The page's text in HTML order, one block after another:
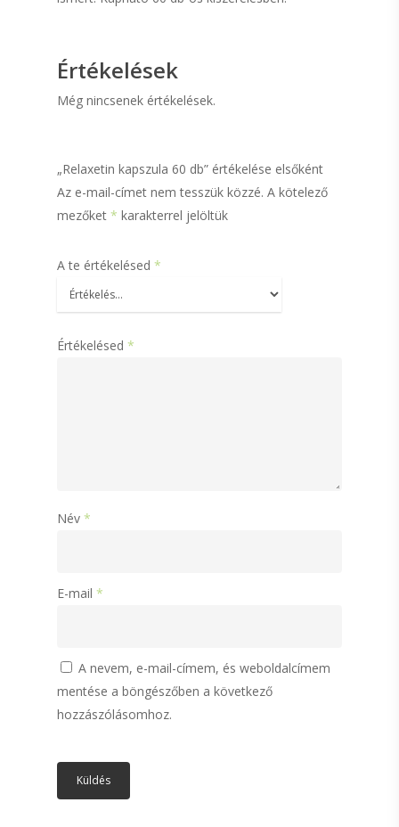
Értékelések
Még nincsenek értékelések.
„Relaxetin kapszula 60 db” értékelése elsőként
Az e-mail-címet nem tesszük közzé. A kötelező
mezőket * karakterrel jelöltük
A te értékelésed *
Értékelésed *
Név *
E-mail *
A nevem, e-mail-címem, és weboldalcímem
mentése a böngészőben a következő
hozzászólásomhoz.
Kollagén
Kapcsolat